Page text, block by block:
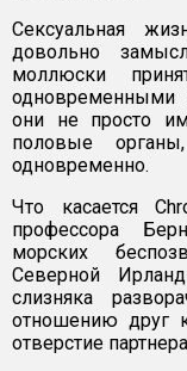
Сексуальная
довольно
моллюски
одновременными
они не просто
половые
одновременно.
Что касается
профессора
морских
Северной
слизняка
отношению друг
отверстие